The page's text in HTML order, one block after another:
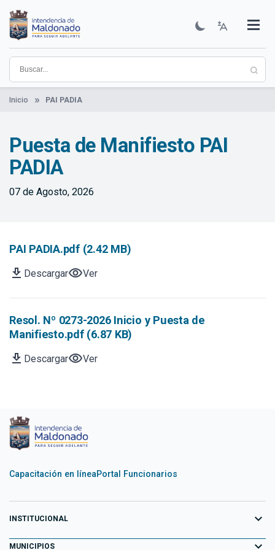
contenido
principal
Institucional
Municipios
Descubre Maldonado
Comunicación
Servicios
Guía De Trámites
Ver Noticias
Inicio PAI PADIA
Puesta de Manifiesto PAI
PADIA
07 de Agosto, 2026
PAI PADIA.pdf (2.42 MB)
download DescargarvisibilityVer
Resol. Nº 0273-2026 Inicio y Puesta de
Manifiesto.pdf (6.87 KB)
download DescargarvisibilityVer
Capacitación en líneaPortal Funcionarios
INSTITUCIONAL expand_more
Equipo de Gobierno
MUNICIPIOS expand_more